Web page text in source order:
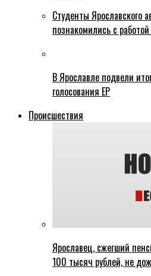
Студенты Ярославского
познакомились с
В Ярославле подвели
голосования ЕР
Происшествия
Ярославец, сжегший
100 тысяч рублей, не